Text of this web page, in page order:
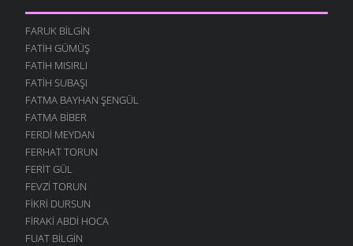
FARUK BILGIN
FATIH GÜMÜŞ
FATIH MISIRLI
FATIH SUBAŞI
FATMA BAYHAN ŞENGÜL
FATMA BIBER
FERDI MEYDAN
FERHAT TORUN
FERIT GÜL
FEVZI TORUN
FIKRI DURSUN
FIRAKI ABDI HOCA
FUAT BILGIN